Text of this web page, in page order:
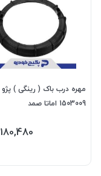
1503009 اماتا صمد
180,480